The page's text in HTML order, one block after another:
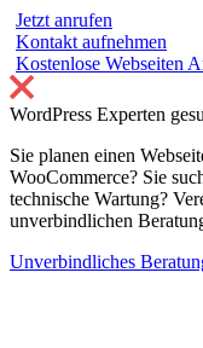
Jetzt anrufen
Kontakt aufnehmen
Kostenlose Webseiten
WordPress Experten
Sie planen einen
WooCommerce? Sie
technische Wartung?
unverbindlichen
Unverbindliches